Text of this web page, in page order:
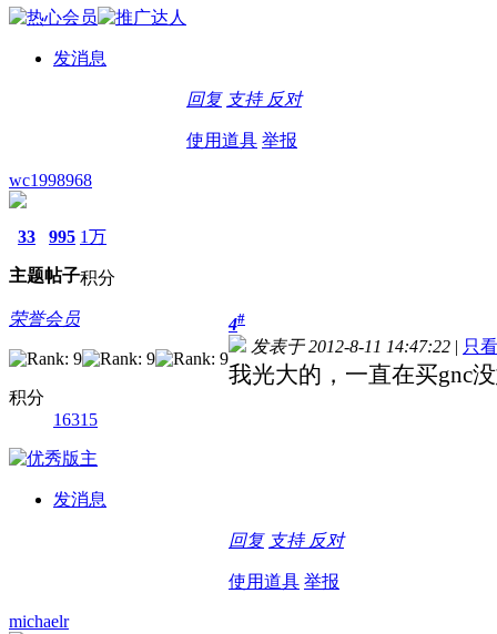
发消息
回复 支持 反对
使用道具 举报
wc1998968
33
主题
995
帖子
1万
积分
荣誉会员
积分
16315
发消息
4#
发表于 2012-8-11 14:47:22 | 只
我光大的，一直在买gnc
回复 支持 反对
使用道具 举报
michaelr